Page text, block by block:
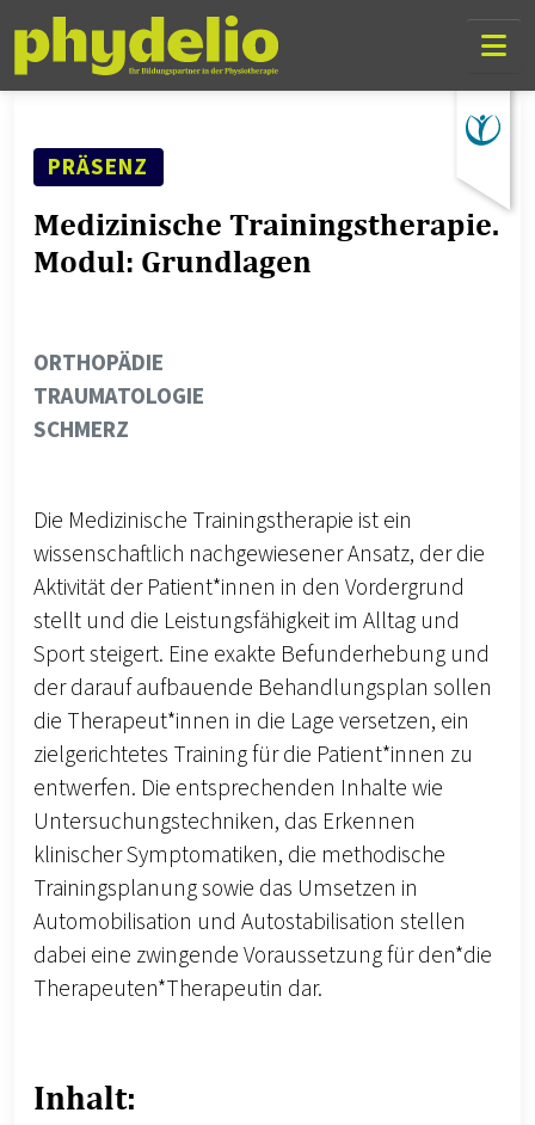
Skip LinksSkip to content
Skip to mobile navigation
Go to website search page
SEMINAR ART
PRÄSENZ
Medizinische Trainingstherapie.
Modul: Grundlagen
THEMENGEBIET
ORTHOPÄDIE
TRAUMATOLOGIE
SCHMERZ
Die Medizinische Trainingstherapie ist ein
wissenschaftlich nachgewiesener Ansatz, der die
Aktivität der Patient*innen in den Vordergrund
stellt und die Leistungsfähigkeit im Alltag und
Sport steigert. Eine exakte Befunderhebung und
der darauf aufbauende Behandlungsplan sollen
die Therapeut*innen in die Lage versetzen, ein
zielgerichtetes Training für die Patient*innen zu
entwerfen. Die entsprechenden Inhalte wie
Untersuchungstechniken, das Erkennen
klinischer Symptomatiken, die methodische
Trainingsplanung sowie das Umsetzen in
Automobilisation und Autostabilisation stellen
dabei eine zwingende Voraussetzung für den*die
Therapeuten*Therapeutin dar.
Inhalt: